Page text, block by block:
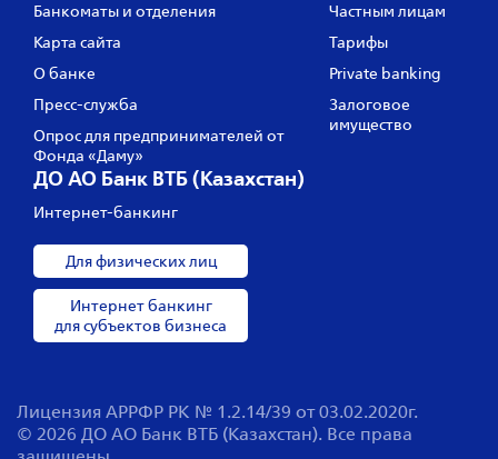
Банкоматы и отделения
Карта сайта
О банке
Пресс‑служба
Опрос для предпринимателей от
Фонда «Даму»
Частным лицам
Тарифы
Private banking
Залоговое
имущество
ДО АО Банк ВТБ (Казахстан)
Интернет-банкинг
Для физических лиц
Интернет банкинг
для субъектов бизнеса
Лицензия АРРФР РК № 1.2.14/39 от 03.02.2020г.
© 2026 ДО АО Банк ВТБ (Казахстан). Все права